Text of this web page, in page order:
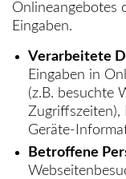
Onlineangebotes
Eingaben.
Verarbeitete
Eingaben in
(z.B. besuchte
Zugriffszeiten),
Geräte-
Betroffene